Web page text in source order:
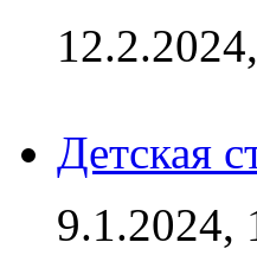
Детская
9.1.2024,